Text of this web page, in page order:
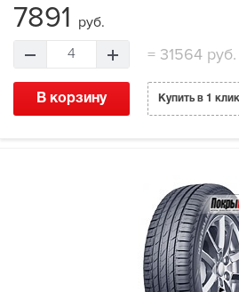
7891 руб.
4 =31564 руб.
В корзину Купить в 1 клик